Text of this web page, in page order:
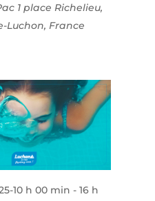
1 place Richelieu,
Luchon, France
10 h 00 min -16 h